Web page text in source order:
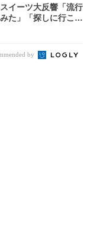
イーツ大反響「流行
た」「探しに行こ」
by